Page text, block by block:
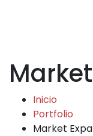
Inicio
Portfolio
Market